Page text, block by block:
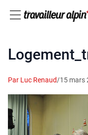
Par Luc Renaud/15 mars